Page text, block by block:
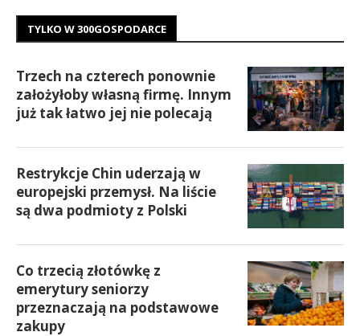
TYLKO W 300GOSPODARCE
Trzech na czterech ponownie
założyłoby własną firmę. Innym
już tak łatwo jej nie polecają
Restrykcje Chin uderzają w
europejski przemysł. Na liście
są dwa podmioty z Polski
Co trzecią złotówkę z
emerytury seniorzy
przeznaczają na podstawowe
zakupy